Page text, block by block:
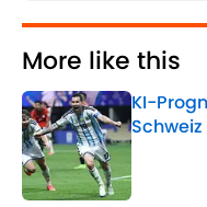
More like this
KI-
Schweiz
Published